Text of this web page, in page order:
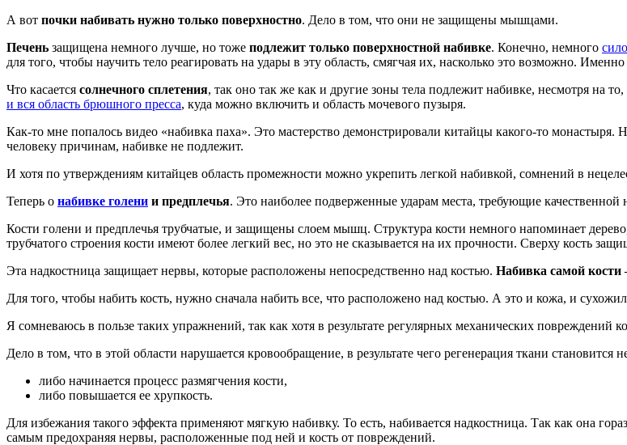
А вот почки набивать нужно только поверхностно. Дело в том, что они не защищены мышцами.
Печень защищена немного лучше, но тоже подлежит только поверхностной набивке. Конечно, немного
для того, чтобы научить тело реагировать на удары в эту область, смягчая их, насколько это возможно.
Что касается солнечного сплетения, так оно так же как и другие зоны тела подлежит набивке, несмотря на
и вся область брюшного пресса, куда можно включить и область мочевого пузыря.
Как-то мне попалось видео «набивка паха». Это мастерство демонстрировали китайцы какого-то
человеку причинам, набивке не подлежит.
И хотя по утверждениям китайцев область промежности можно укрепить легкой набивкой, сомнений в
Теперь о набивке голени и предплечья. Это наиболее подверженные ударам места, требующие качественной
Кости голени и предплечья трубчатые, и защищены слоем мышц. Структура кости немного напоминает
трубчатого строения кости имеют более легкий вес, но это не сказывается на их прочности. Сверху кость
Эта надкостница защищает нервы, которые расположены непосредственно над костью. Набивка самой кости
Для того, чтобы набить кость, нужно сначала набить все, что расположено над костью. А это и кожа, и
Я сомневаюсь в пользе таких упражнений, так как хотя в результате регулярных механических повреждений
Дело в том, что в этой области нарушается кровообращение, в результате чего регенерация ткани
либо начинается процесс размягчения кости,
либо повышается ее хрупкость.
Для избежания такого эффекта применяют мягкую набивку. То есть, набивается надкостница. Так как она
самым предохраняя нервы, расположенные под ней и кость от повреждений.